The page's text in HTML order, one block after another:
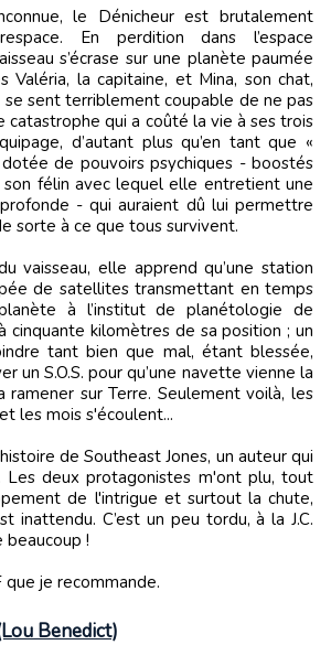
En perdition dans l’espace
s’écrase sur une planète paumée
Valéria, la capitaine, et Mina, son chat,
se sent terriblement coupable de ne pas
catastrophe qui a coûté la vie à ses trois
d’autant plus qu’en tant que «
de pouvoirs psychiques - boostés
félin avec lequel elle entretient une
- qui auraient dû lui permettre
sorte à ce que tous survivent.
vaisseau, elle apprend qu’une station
de satellites transmettant en temps
à l’institut de planétologie de
cinquante kilomètres de sa position ; un
tant bien que mal, étant blessée,
un S.O.S. pour qu’une navette vienne la
ramener sur Terre. Seulement voilà, les
les mois s'écoulent...
de Southeast Jones, un auteur qui
Les deux protagonistes m'ont plu, tout
de l'intrigue et surtout la chute,
inattendu. C’est un peu tordu, à la J.C.
beaucoup !
je recommande.
Benedict)